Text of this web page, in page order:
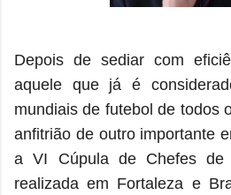
Depois de sediar com
aquele que já é
mundiais de futebol de todos
anfitrião de outro importante
a VI Cúpula de Chefes de
realizada em Fortaleza e